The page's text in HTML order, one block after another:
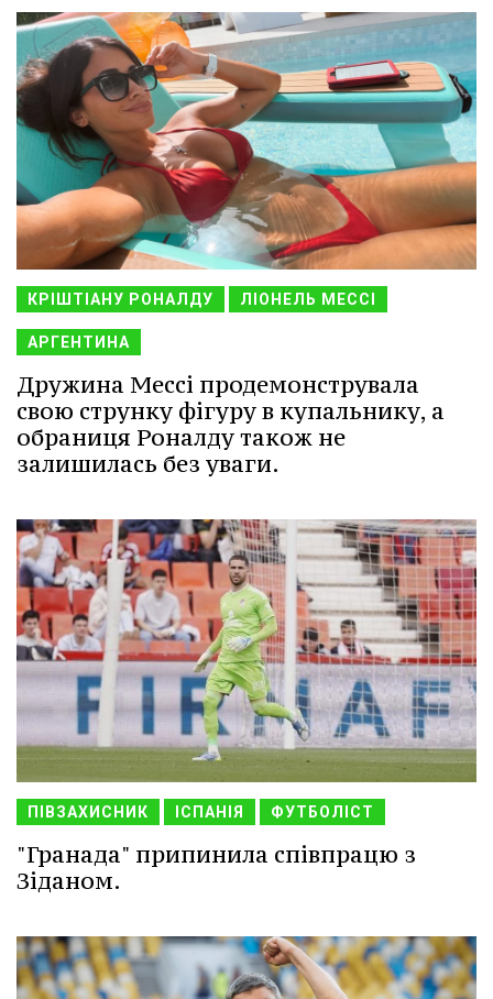
КРІШТІАНУ РОНАЛДУ ЛІОНЕЛЬ МЕССІ
АРГЕНТИНА
Дружина Мессі продемонструвала
свою струнку фігуру в купальнику, а
обраниця Роналду також не
залишилась без уваги.
ПІВЗАХИСНИК ІСПАНІЯ ФУТБОЛІСТ
"Гранада" припинила співпрацю з
Зіданом.